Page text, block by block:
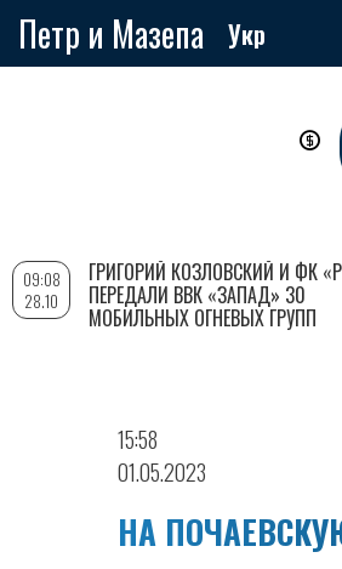
Петр и Мазепа Укр
15:58
01.05.2023
НА
09:08
28.10
ГРИГОРИЙ КОЗЛОВСКИЙ И ФК
ПЕРЕДАЛИ ВВК «ЗАПАД» 30
МОБИЛЬНЫХ ОГНЕВЫХ ГРУПП